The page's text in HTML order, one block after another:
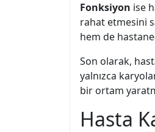
Fonksiyon ise
rahat etmesini
hem de
Son olarak,
yalnızca
bir ortam
Hasta